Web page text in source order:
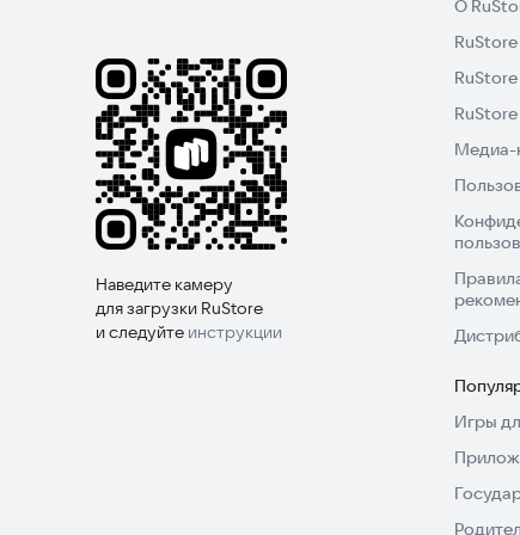
Email:AchmetshinRust@yandex.ru
Наведите камеру
для загрузки RuStore
и следуйте инструкции
О
Медиа-
Игры